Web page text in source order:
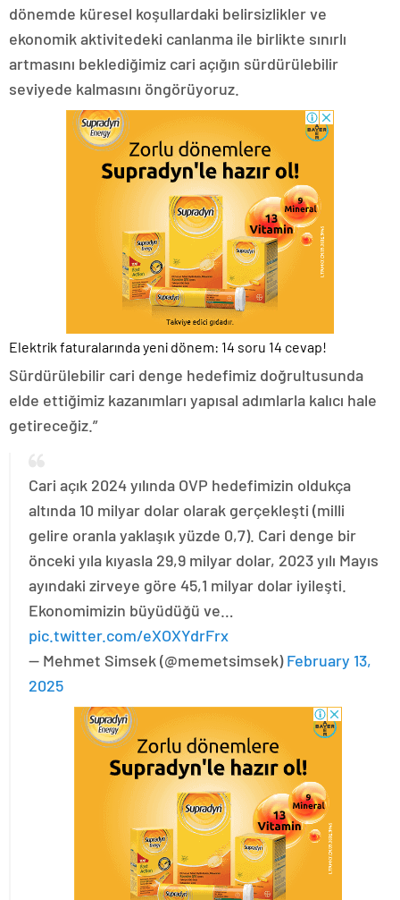
dönemde küresel koşullardaki belirsizlikler ve
ekonomik aktivitedeki canlanma ile birlikte sınırlı
artmasını beklediğimiz cari açığın sürdürülebilir
seviyede kalmasını öngörüyoruz.
Elektrik faturalarında yeni dönem: 14 soru 14 cevap!
Sürdürülebilir cari denge hedefimiz doğrultusunda
elde ettiğimiz kazanımları yapısal adımlarla kalıcı hale
getireceğiz.”
Cari açık 2024 yılında OVP hedefimizin oldukça
altında 10 milyar dolar olarak gerçekleşti (milli
gelire oranla yaklaşık yüzde 0,7). Cari denge bir
önceki yıla kıyasla 29,9 milyar dolar, 2023 yılı Mayıs
ayındaki zirveye göre 45,1 milyar dolar iyileşti.
Ekonomimizin büyüdüğü ve…
pic.twitter.com/eXOXYdrFrx
— Mehmet Simsek (@memetsimsek)February 13,
2025